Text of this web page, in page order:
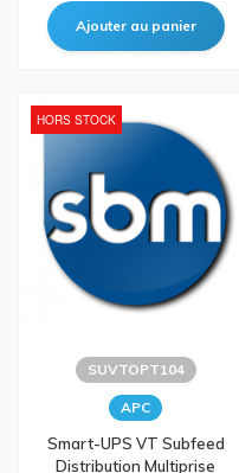
HORS STOCK
SUVTOPT104
APC
Smart-UPS VT Subfeed
Distribution Multiprise